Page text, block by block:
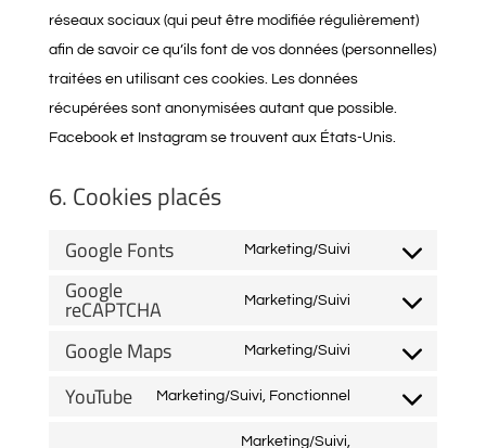
réseaux sociaux (qui peut être modifiée régulièrement)
afin de savoir ce qu’ils font de vos données (personnelles)
traitées en utilisant ces cookies. Les données
récupérées sont anonymisées autant que possible.
Facebook et Instagram se trouvent aux États-Unis.
6. Cookies placés
Google Fonts
Marketing/Suivi
Consent
google-
Google
reCAPTCHA
Marketing/Suivi
Consent
google-
Google Maps
Marketing/Suivi
Consent
YouTube
Marketing/Suivi, Fonctionnel
Consent
Marketing/Suivi,